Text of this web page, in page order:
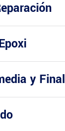
y Final